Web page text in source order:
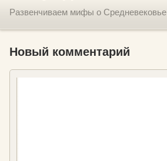
Развенчиваем мифы о Средневековье
Новый комментарий